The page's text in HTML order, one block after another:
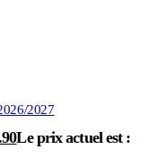
2027
Le prix actuel est :